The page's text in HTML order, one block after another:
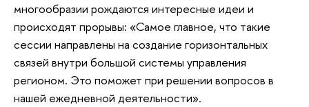
многообразии рождаются интересные идеи и
происходят прорывы: «Самое главное, что такие
сессии направлены на создание горизонтальных
связей внутри большой системы управления
регионом. Это поможет при решении вопросов в
нашей ежедневной деятельности».